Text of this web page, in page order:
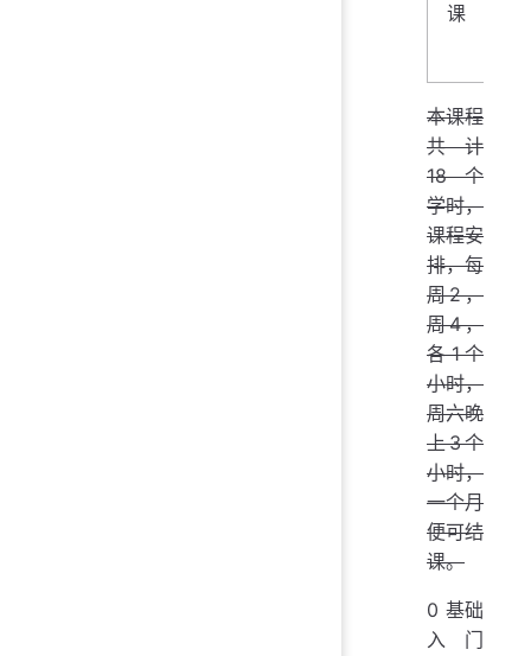
课
本课程
共计
18个
学时，
课程安
排，每
周2，
周4，
各1个
小时，
周六晚
上3个
小时，
一个月
便可结
课。
0 基础
入门